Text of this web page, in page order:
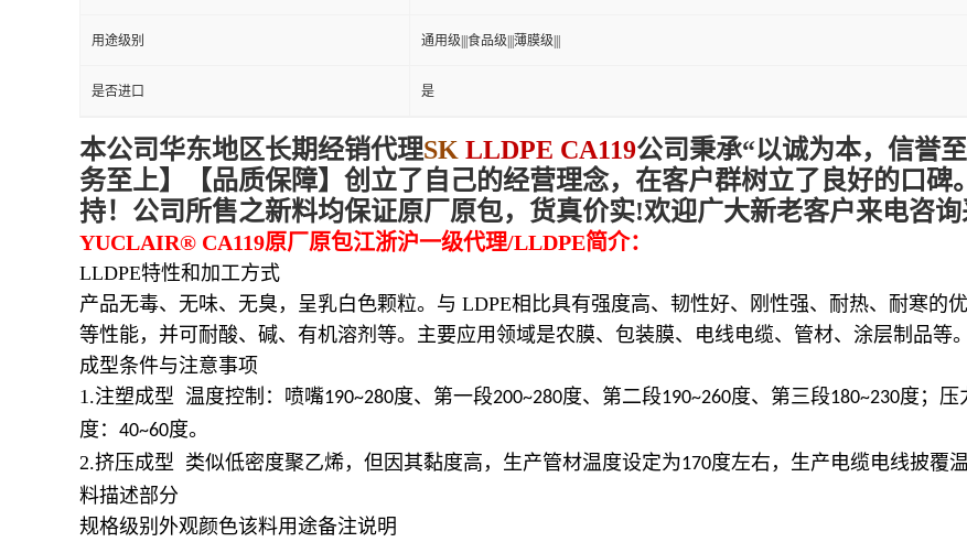
用途级别 通用级|||食品级|||薄膜级|||
是否进口 是
本公司华东地区长期经销代理SK LLDPE CA119公司秉承“以诚为本，信誉
务至上】【品质保障】创立了自己的经营理念，在客户群树立了良好的口
持！公司所售之新料均保证原厂原包，货真价实!欢迎广大新老客户来电咨询
YUCLAIR® CA119原厂原包江浙沪一级代理/LLDPE简介：
LLDPE特性和加工方式
产品无毒、无味、无臭，呈乳白色颗粒。与 LDPE相比具有强度高、韧性好、刚性强、耐热、耐寒的
等性能，并可耐酸、碱、有机溶剂等。主要应用领域是农膜、包装膜、电线电缆、管材、涂层制品等。
成型条件与注意事项
1.注塑成型 温度控制：喷嘴190~280度、第一段200~280度、第二段190~260度、第三段180~230度；压
度： 40~60度。
2.挤压成型 类似低密度聚乙烯，但因其黏度高，生产管材温度设定为170度左右，生产电缆电线披覆
料描述部分
规格级别外观颜色该料用途备注说明